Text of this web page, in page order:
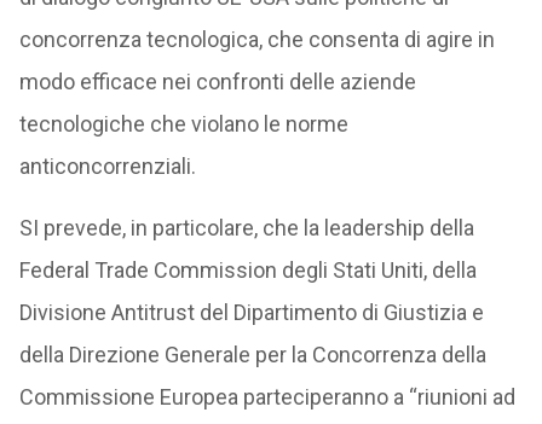
concorrenza tecnologica, che consenta di agire in
modo efficace nei confronti delle aziende
tecnologiche che violano le norme
anticoncorrenziali.
SI prevede, in particolare, che la leadership della
Federal Trade Commission degli Stati Uniti, della
Divisione Antitrust del Dipartimento di Giustizia e
della Direzione Generale per la Concorrenza della
Commissione Europea parteciperanno a “riunioni ad